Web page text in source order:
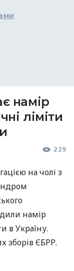
намір
ліміти
229
на чолі з
намір
в Україну.
зборівЄБРР.